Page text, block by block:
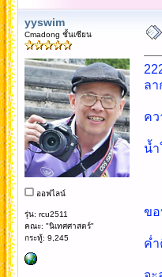
yyswim
Cmadong ชั้นเซียน
ออฟไลน์
รุ่น: rcu2511
คณะ: "นิเทศศาสตร์"
กระทู้: 9,245
ล
ค
น้ำ
ขอ
ค่